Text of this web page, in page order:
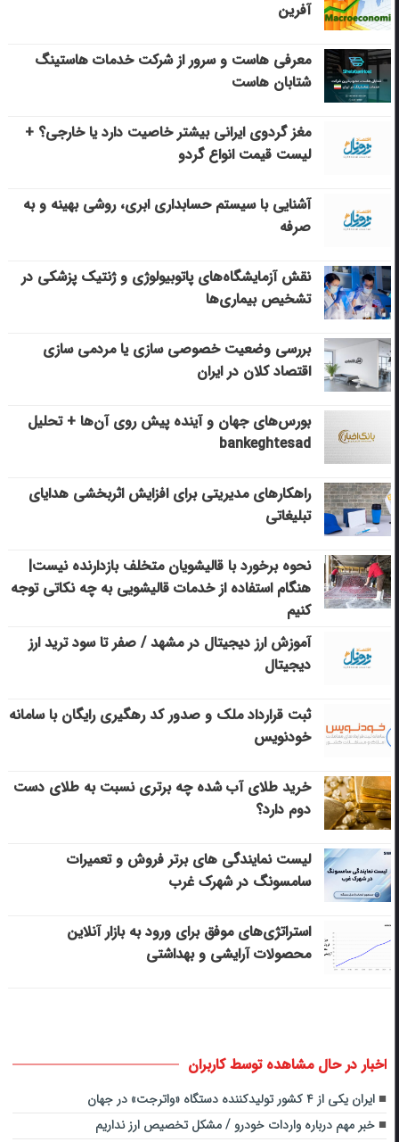
آفرین
معرفی هاست و سرور از شرکت خدمات هاستینگ
شتابان هاست
مغز گردوی ایرانی بیشتر خاصیت دارد یا خارجی؟ +
لیست قیمت انواع گردو
آشنایی با سیستم حسابداری ابری، روشی بهینه و به
صرفه
نقش آزمایشگاه‌های پاتوبیولوژی و ژنتیک پزشکی در
تشخیص بیماری‌ها
بررسی وضعیت خصوصی سازی یا مردمی سازی
اقتصاد کلان در ایران
بورس‌های جهان و آینده پیش روی آن‌ها + تحلیل
bankeghtesad
راهکارهای مدیریتی برای افزایش اثربخشی هدایای
تبلیغاتی
نحوه برخورد با قالیشویان متخلف بازدارنده نیست|
هنگام استفاده از خدمات قالیشویی به چه نکاتی توجه
کنیم
آموزش ارز دیجیتال در مشهد / صفر تا سود ترید ارز
دیجیتال
ثبت قرارداد ملک و صدور کد رهگیری رایگان با سامانه
خودنویس
خرید طلای آب شده چه برتری نسبت به طلای دست
دوم دارد؟
لیست نمایندگی های برتر فروش و تعمیرات
سامسونگ در شهرک غرب
استراتژی‌های موفق برای ورود به بازار آنلاین
محصولات آرایشی و بهداشتی
اخبار در حال مشاهده توسط کاربران
ایران یکی از ۴ کشور تولیدکننده دستگاه «واترجت» در جهان
خبر مهم درباره واردات خودرو / مشکل تخصیص ارز نداریم